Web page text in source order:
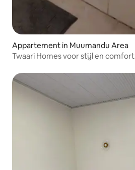
Appartement in Muumandu Area
Twaari Homes voor stijl en comfort